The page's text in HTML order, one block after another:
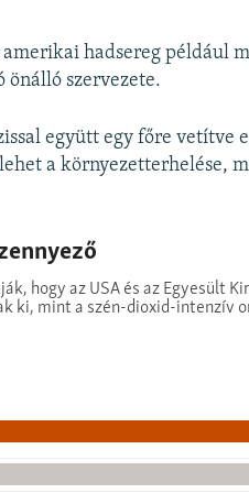
hadsereg például
önálló szervezete.
együtt egy főre vetítve
a környezetterhelése,